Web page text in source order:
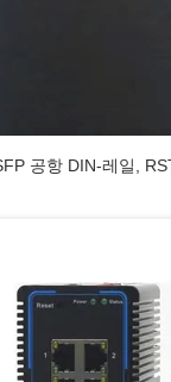
공항 DIN-레일,